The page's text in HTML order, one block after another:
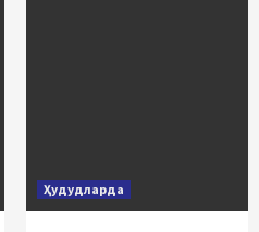
Ҳудудларда